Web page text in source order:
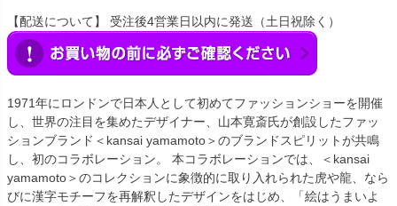
【配送について】 受注後4営業日以内に発送（土日祝除く）
1971年にロンドンで日本人として初めてファッションショーを開催
し、世界の注目を集めたデザイナー、山本寛斎氏が創設したファッ
ションブランド＜kansai yamamoto＞のブランドスピリットが共鳴
し、初のコラボレーション。 本コラボレーションでは、＜kansai
yamamoto＞のコレクションに象徴的に取り入れられた虎や龍、なら
びに漢字モチーフを再解釈したデザインをはじめ、「絵はうまいよ